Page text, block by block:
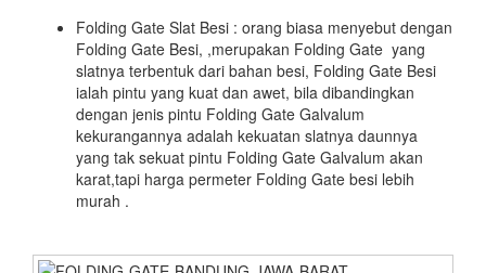
Folding Gate Slat Besi : orang biasa menyebut dengan
Folding Gate Besi, ,merupakan Folding Gate yang
slatnya terbentuk dari bahan besi, Folding Gate Besi
ialah pintu yang kuat dan awet, bila dibandingkan
dengan jenis pintu Folding Gate Galvalum
kekurangannya adalah kekuatan slatnya daunnya
yang tak sekuat pintu Folding Gate Galvalum akan
karat,tapi harga permeter Folding Gate besi lebih
murah .